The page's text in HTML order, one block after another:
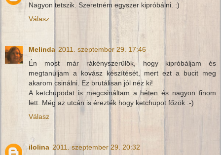
Nagyon tetszik. Szeretném egyszer kipróbálni. :)
Válasz
Melinda 2011. szeptember 29. 17:46
Én most már rákényszerülök, hogy kipróbáljam és
megtanuljam a kovász készítését, mert ezt a bucit meg
akarom csinálni. Ez brutálisan jól néz ki!
A ketchupodat is megcsináltam a héten és nagyon finom
lett. Még az utcán is érezték hogy ketchupot főzök :-)
Válasz
ilolina 2011. szeptember 29. 20:32